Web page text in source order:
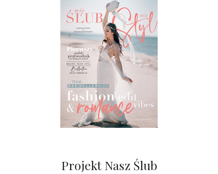
Projekt Nasz Ślub